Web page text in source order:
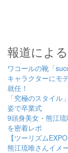
報道によ
ワコールの靴「
キャラクターにモ
就任！
「究極のスタイル
姿で卒業式
9頭身美女・熊江
を密着レポ
【ツーリズム
熊江琉唯さんイメ